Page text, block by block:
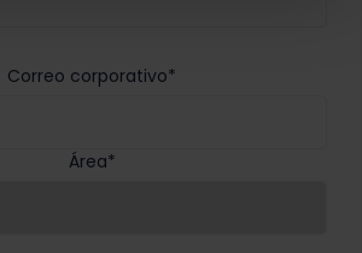
Correo corporativo*
Área*